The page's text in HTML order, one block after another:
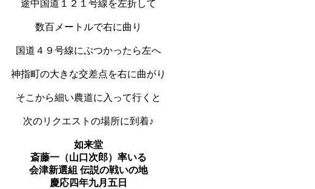
途中国道１２１号線を左折して
数百メートルで右に曲り
国道４９号線にぶつかったら左へ
神指町の大きな交差点を右に曲がり
そこから細い農道に入って行くと
次のリクエストの場所に到着♪
如来堂
斎藤一（山口次郎）率いる
会津新選組 伝説の戦いの地
慶応四年九月五日